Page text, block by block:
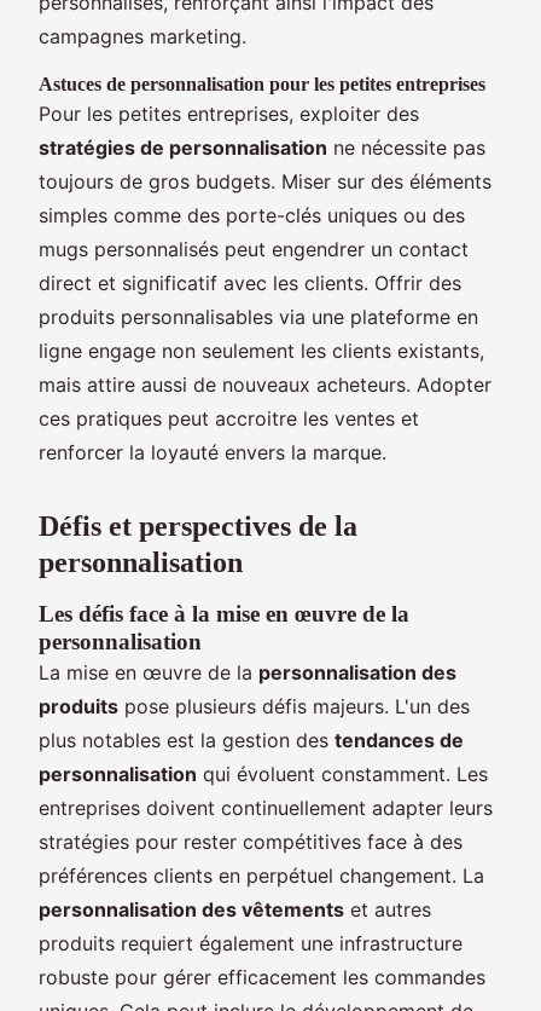
campagnes marketing.
Astuces de personnalisation pour les petites entreprises
Pour les petites entreprises, exploiter des
stratégies de personnalisation ne nécessite pas
toujours de gros budgets. Miser sur des éléments
simples comme des porte-clés uniques ou des
mugs personnalisés peut engendrer un contact
direct et significatif avec les clients. Offrir des
produits personnalisables via une plateforme en
ligne engage non seulement les clients existants,
mais attire aussi de nouveaux acheteurs. Adopter
ces pratiques peut accroitre les ventes et
renforcer la loyauté envers la marque.
Défis et perspectives de la
personnalisation
Les défis face à la mise en œuvre de la
personnalisation
La mise en œuvre de la personnalisation des
produits pose plusieurs défis majeurs. L'un des
plus notables est la gestion des tendances de
personnalisation qui évoluent constamment. Les
entreprises doivent continuellement adapter leurs
stratégies pour rester compétitives face à des
préférences clients en perpétuel changement. La
personnalisation des vêtements et autres
produits requiert également une infrastructure
robuste pour gérer efficacement les commandes